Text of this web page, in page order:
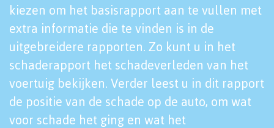
kiezen om het basisrapport aan te vullen met
extra informatie die te vinden is in de
uitgebreidere rapporten. Zo kunt u in het
schaderapport het schadeverleden van het
voertuig bekijken. Verder leest u in dit rapport
de positie van de schade op de auto, om wat
voor schade het ging en wat het